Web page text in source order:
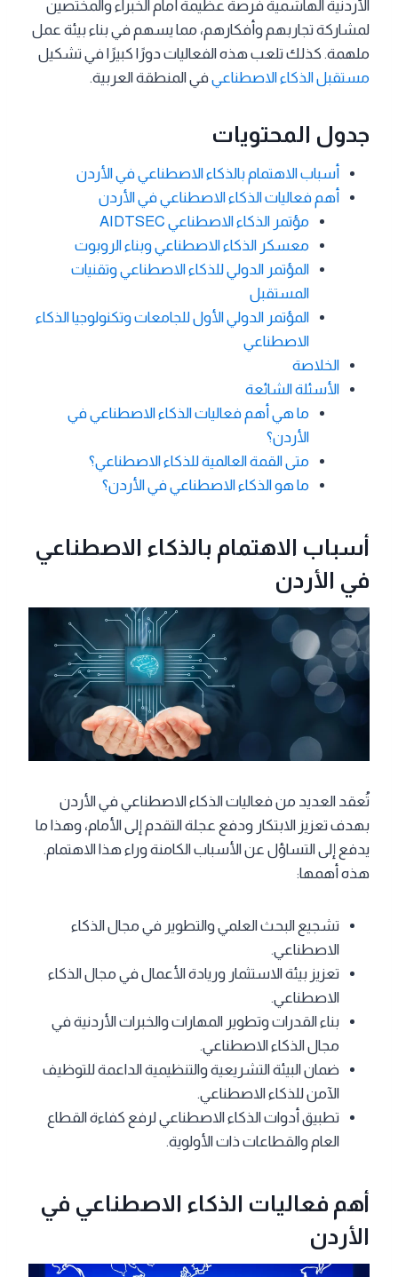
الأردنية الهاشمية فرصة عظيمة أمام الخبراء والمختصين
لمشاركة تجاربهم وأفكارهم، مما يسهم في بناء بيئة عمل
ملهمة. كذلك تلعب هذه الفعاليات دورًا كبيرًا في تشكيل
مستقبل الذكاء الاصطناعيفي المنطقة العربية.
جدول المحتويات
أسباب الاهتمام بالذكاء الاصطناعي في الأردن
أهم فعاليات الذكاء الاصطناعي في الأردن
مؤتمر الذكاء الاصطناعي AIDTSEC
معسكر الذكاء الاصطناعي وبناء الروبوت
المؤتمر الدولي للذكاء الاصطناعي وتقنيات
المستقبل
المؤتمر الدولي الأول للجامعات وتكنولوجيا الذكاء
الاصطناعي
الخلاصة
الأسئلة الشائعة
ما هي أهم فعاليات الذكاء الاصطناعي في
الأردن؟
متى القمة العالمية للذكاء الاصطناعي؟
ما هو الذكاء الاصطناعي في الأردن؟
أسباب الاهتمام بالذكاء الاصطناعي
في الأردن
تُعقد العديد من فعاليات الذكاء الاصطناعي في الأردن
بهدف تعزيز الابتكار ودفع عجلة التقدم إلى الأمام، وهذا ما
يدفع إلى التساؤل عن الأسباب الكامنة وراء هذا الاهتمام.
هذه أهمها:
تشجيع البحث العلمي والتطوير في مجال الذكاء
الاصطناعي.
تعزيز بيئة الاستثمار وريادة الأعمال في مجال الذكاء
الاصطناعي.
بناء القدرات وتطوير المهارات والخبرات الأردنية في
مجال الذكاء الاصطناعي.
ضمان البيئة التشريعية والتنظيمية الداعمة للتوظيف
الآمن للذكاء الاصطناعي.
تطبيق أدوات الذكاء الاصطناعي لرفع كفاءة القطاع
العام والقطاعات ذات الأولوية.
أهم فعاليات الذكاء الاصطناعي في
الأردن